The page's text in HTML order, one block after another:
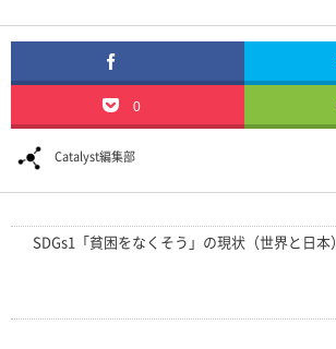
0
Catalyst編集部
SDGs1「貧困をなくそう」の現状（世界と日本）